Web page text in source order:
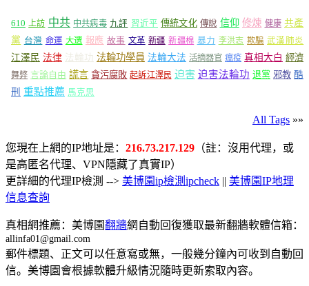
610 上訪 中共 中共病毒 九評 習近平 傳統文化 傳說 信仰 修煉 健康 共產
黨 台灣 命運 大選 報應 故事 文革 新疆 新疆棉 暴力 李洪志 欺騙 武漢肺炎
江澤民 法律 法輪功 法輪功學員 法輪大法 活摘器官 瘟疫 真相大白 經濟
舞弊 言論自由 謊言 貪污腐敗 起訴江澤民 迫害 迫害法輪功 退黨 邪教 酷
刑 重點推薦 馬克思
All Tags »»
您現在上網的IP地址是： 216.73.217.129 （註：沒用代理，或
是高匿名代理、VPN隱藏了真實IP）
更詳細的代理IP檢測 --> 美博園ip檢測ipcheck || 美博園IP地理
信息查詢
真相網推薦：美博園翻牆網自動回復獲取最新翻牆軟體信箱：
allinfa01@gmail.com
郵件標題、正文可以任意寫或無，一般幾分鐘內可收到自動回
信。美博園會根據軟體升級情況隨時更新索取內容。